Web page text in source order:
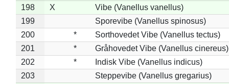
198
X
Vibe (Vanellus vanellus)
199
Sporevibe (Vanellus spinosus)
200
*
Sorthovedet Vibe (Vanellus tectus)
201
*
Gråhovedet Vibe (Vanellus cinereus)
202
*
Indisk Vibe (Vanellus indicus)
203
Steppevibe (Vanellus gregarius)